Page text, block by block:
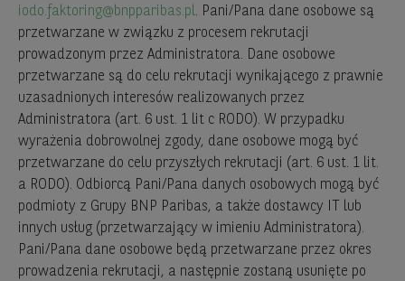
iodo.faktoring@bnpparibas.pl. Pani/Pana dane osobowe są
przetwarzane w związku z procesem rekrutacji
prowadzonym przez Administratora. Dane osobowe
przetwarzane są do celu rekrutacji wynikającego z prawnie
uzasadnionych interesów realizowanych przez
Administratora (art. 6 ust. 1 lit c RODO). W przypadku
wyrażenia dobrowolnej zgody, dane osobowe mogą być
przetwarzane do celu przyszłych rekrutacji (art. 6 ust. 1 lit.
a RODO). Odbiorcą Pani/Pana danych osobowych mogą być
podmioty z Grupy BNP Paribas, a także dostawcy IT lub
innych usług (przetwarzający w imieniu Administratora).
Pani/Pana dane osobowe będą przetwarzane przez okres
prowadzenia rekrutacji, a następnie zostaną usunięte po